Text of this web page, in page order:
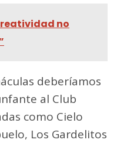
no
deberíamos
al Club
como Cielo
Los Gardelitos